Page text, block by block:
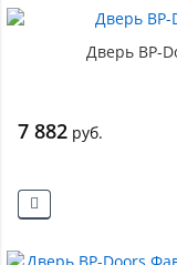
Дверь BP-
7 882 руб.